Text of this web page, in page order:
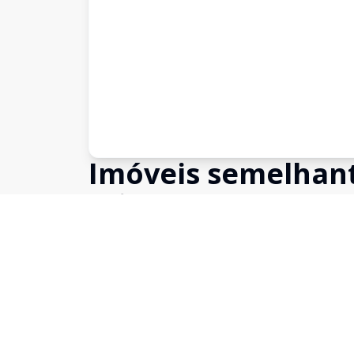
Imóveis
Confira imóveis semelhantes